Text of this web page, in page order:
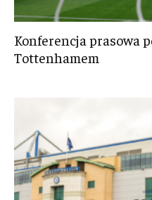
Konferencja prasowa
Tottenhamem